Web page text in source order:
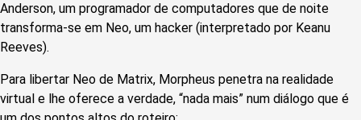
Anderson, um programador de computadores que de noite
transforma-se em Neo, um hacker (interpretado por Keanu
Reeves).
Para libertar Neo de Matrix, Morpheus penetra na realidade
virtual e lhe oferece a verdade, “nada mais” num diálogo que é